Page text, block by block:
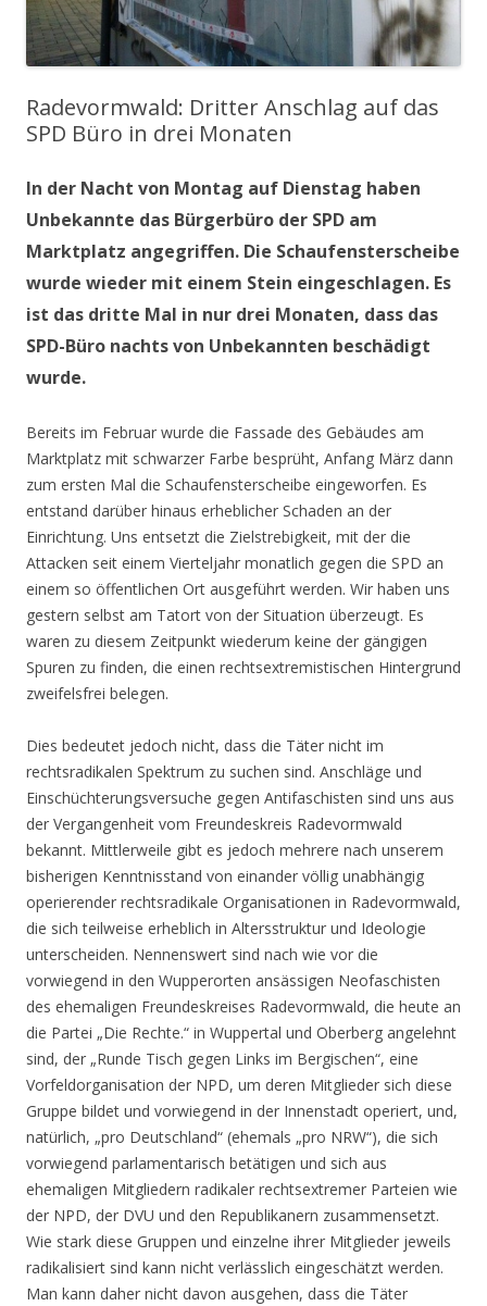
Radevormwald: Dritter Anschlag auf das
SPD Büro in drei Monaten
In der Nacht von Montag auf Dienstag haben
Unbekannte das Bürgerbüro der SPD am
Marktplatz angegriffen. Die Schaufensterscheibe
wurde wieder mit einem Stein eingeschlagen. Es
ist das dritte Mal in nur drei Monaten, dass das
SPD-Büro nachts von Unbekannten beschädigt
wurde.
Bereits im Februar wurde die Fassade des Gebäudes am
Marktplatz mit schwarzer Farbe besprüht, Anfang März dann
zum ersten Mal die Schaufensterscheibe eingeworfen. Es
entstand darüber hinaus erheblicher Schaden an der
Einrichtung. Uns entsetzt die Zielstrebigkeit, mit der die
Attacken seit einem Vierteljahr monatlich gegen die SPD an
einem so öffentlichen Ort ausgeführt werden. Wir haben uns
gestern selbst am Tatort von der Situation überzeugt. Es
waren zu diesem Zeitpunkt wiederum keine der gängigen
Spuren zu finden, die einen rechtsextremistischen Hintergrund
zweifelsfrei belegen.
Dies bedeutet jedoch nicht, dass die Täter nicht im
rechtsradikalen Spektrum zu suchen sind. Anschläge und
Einschüchterungsversuche gegen Antifaschisten sind uns aus
der Vergangenheit vom Freundeskreis Radevormwald
bekannt. Mittlerweile gibt es jedoch mehrere nach unserem
bisherigen Kenntnisstand von einander völlig unabhängig
operierender rechtsradikale Organisationen in Radevormwald,
die sich teilweise erheblich in Altersstruktur und Ideologie
unterscheiden. Nennenswert sind nach wie vor die
vorwiegend in den Wupperorten ansässigen Neofaschisten
des ehemaligen Freundeskreises Radevormwald, die heute an
die Partei „Die Rechte.“ in Wuppertal und Oberberg angelehnt
sind, der „Runde Tisch gegen Links im Bergischen“, eine
Vorfeldorganisation der NPD, um deren Mitglieder sich diese
Gruppe bildet und vorwiegend in der Innenstadt operiert, und,
natürlich, „pro Deutschland“ (ehemals „pro NRW“), die sich
vorwiegend parlamentarisch betätigen und sich aus
ehemaligen Mitgliedern radikaler rechtsextremer Parteien wie
der NPD, der DVU und den Republikanern zusammensetzt.
Wie stark diese Gruppen und einzelne ihrer Mitglieder jeweils
radikalisiert sind kann nicht verlässlich eingeschätzt werden.
Man kann daher nicht davon ausgehen, dass die Täter